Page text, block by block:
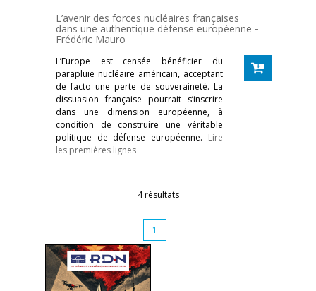
L’avenir des forces nucléaires françaises
dans une authentique défense européenne -
Frédéric Mauro
L’Europe est censée bénéficier du
parapluie nucléaire américain, acceptant
de facto une perte de souveraineté. La
dissuasion française pourrait s’inscrire
dans une dimension européenne, à
condition de construire une véritable
politique de défense européenne. Lire
les premières lignes
4 résultats
1